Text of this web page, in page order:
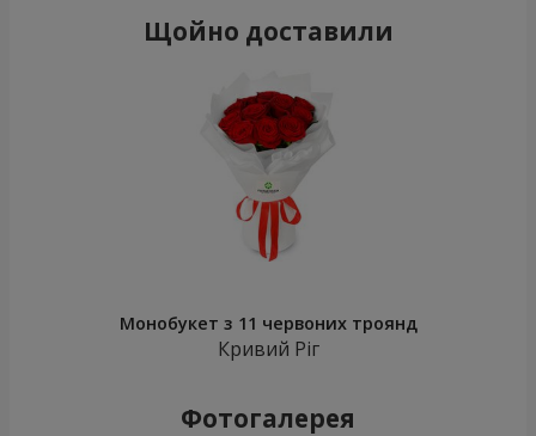
Щойно доставили
Монобукет з 11 червоних троянд
Кривий Ріг
Фотогалерея